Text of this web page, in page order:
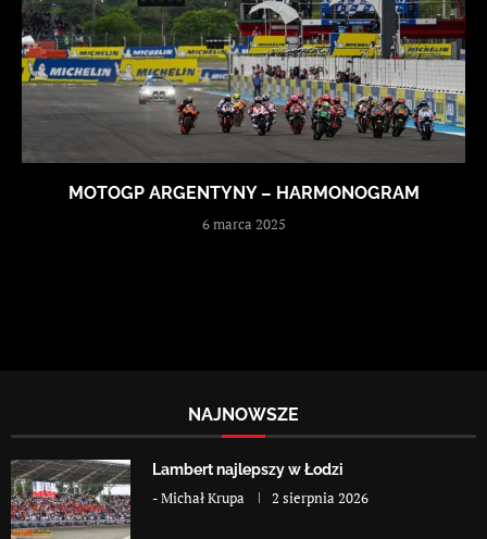
MOTOGP ARGENTYNY – HARMONOGRAM
6 marca 2025
NAJNOWSZE
Lambert najlepszy w Łodzi
-Michał Krupa 2 sierpnia 2026